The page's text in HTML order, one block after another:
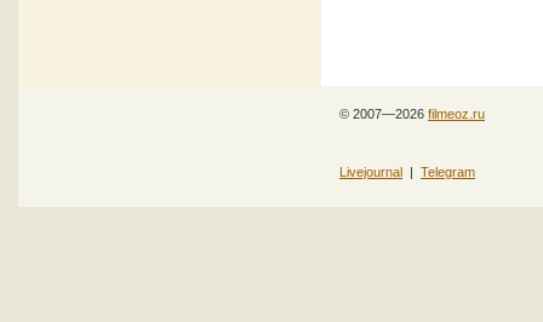
© 2007—2026 filmeoz.ru
Livejournal | Telegram